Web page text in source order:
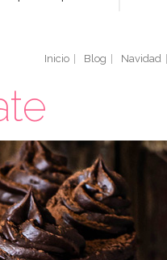
Inicio Blog Navidad